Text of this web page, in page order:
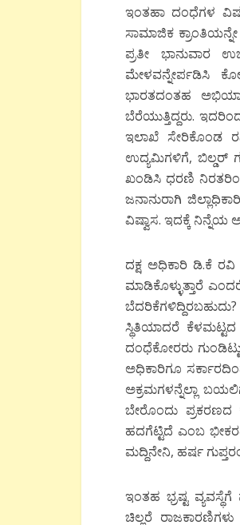
ಇಂತಹಾ ದಂಧೆಗಳ
ಸಾಮಾಜಿಕ
ಪ್ರತೀ ಭಾನುವಾರ
ಮೇಳವನ್ನೇರ್ಪಡಿಸಿ
ಭಾರತದಂತಹ
ಬೆರೆಯುತ್ತಿದ್ದರು.
ಇಲಾಖೆ ಸೇರಿಕೊಂಡ
ಉದ್ಯಮಿಗಳಿಗೆ, ಬಿಲ್ಡರ್
ಖಂಡಿಸಿ ಧರಣಿ
ಜನಾನುರಾಗಿ
ವಿಷ್ವಾಸ. ಇದಕ್ಕೆ ನಿನ್ನೆಯ
ದಕ್ಷ ಅಧಿಕಾರಿ ಡಿ.ಕೆ ರವಿ
ಮಾಡಿಕೊಳ್ಳುತ್ತಾರೆ
ಸ್ಥಿತಿಯಾದರೆ
ದಂಧೆಕೋರರು
ಅಧಿಕಾರಿಗೂ
ಅಕ್ರಮಗಳನ್ನೆಲ್ಲಾ
ಬೇರೊಂದು
ಹದಗೆಟ್ಟಿದೆ ಎಂಬ
ಮದ್ದಿನೇನಿ, ಹರ್ಷ
ಇಂತಹ ಭ್ರಷ್ಟ
ಚಿಲ್ಲರೆ